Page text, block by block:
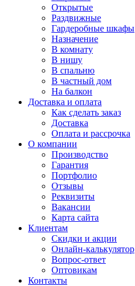
Открытые
Раздвижные
Гардеробные шкафы
Назначение
В комнату
В нишу
В спальню
В частный дом
На балкон
Доставка и оплата
Как сделать заказ
Доставка
Оплата и рассрочка
О компании
Производство
Гарантия
Портфолио
Отзывы
Реквизиты
Вакансии
Карта сайта
Клиентам
Скидки и акции
Онлайн-калькулятор
Вопрос-ответ
Оптовикам
Контакты